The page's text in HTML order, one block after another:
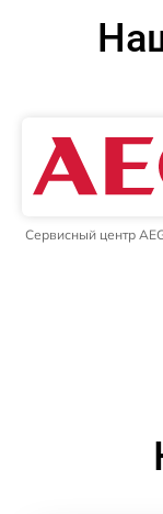
Сервисный центр